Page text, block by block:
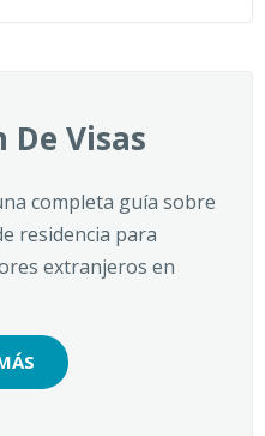
De Visas
completa guía sobre
residencia para
extranjeros en